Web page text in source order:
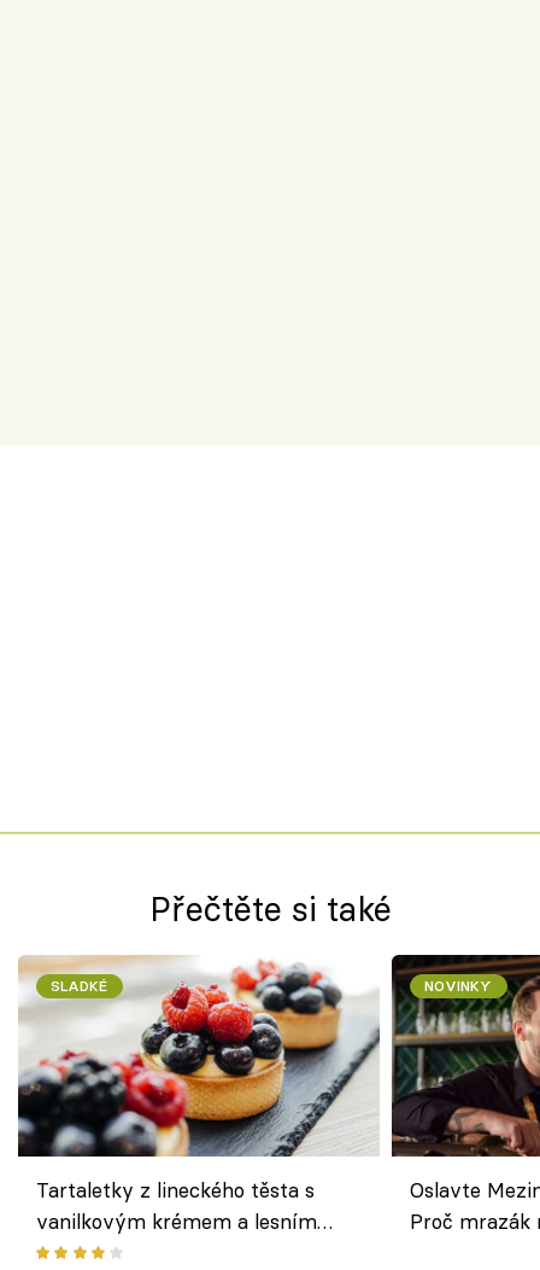
Přečtěte si také
SLADKÉ
Tartaletky z lineckého těsta s
vanilkovým krémem a lesním
ovocem podle Bread Society
NOVINKY
Oslavte
Proč